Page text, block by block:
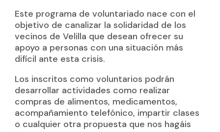
Este programa de voluntariado nace con el
objetivo de canalizar la solidaridad de los
vecinos de Velilla que desean ofrecer su
apoyo a personas con una situación más
difícil ante esta crisis.
Los inscritos como voluntarios podrán
desarrollar actividades como realizar
compras de alimentos, medicamentos,
acompañamiento telefónico, impartir clases
o cualquier otra propuesta que nos hagáis